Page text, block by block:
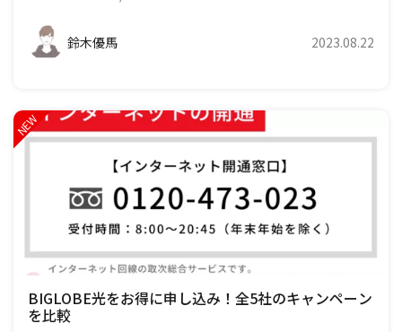
鈴木優馬 2023.08.22
BIGLOBE光をお得に申し込み！全5社のキャンペーン
を比較